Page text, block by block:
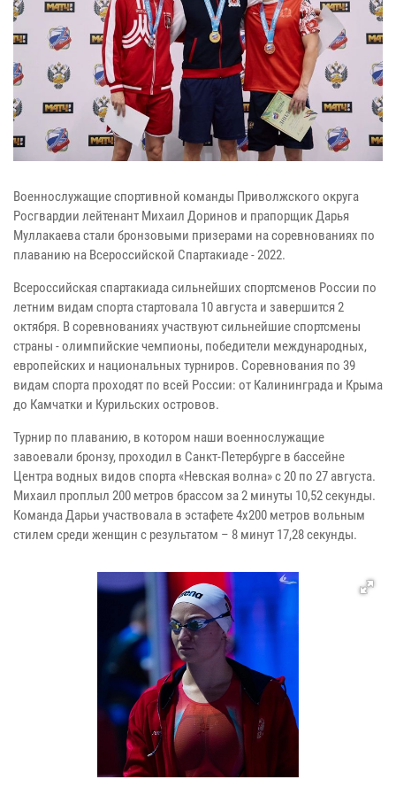
Военнослужащие спортивной команды Приволжского округа
Росгвардии лейтенант Михаил Доринов и прапорщик Дарья
Муллакаева стали бронзовыми призерами на соревнованиях по
плаванию на Всероссийской Спартакиаде - 2022.
Всероссийская спартакиада сильнейших спортсменов России по
летним видам спорта стартовала 10 августа и завершится 2
октября. В соревнованиях участвуют сильнейшие спортсмены
страны - олимпийские чемпионы, победители международных,
европейских и национальных турниров. Соревнования по 39
видам спорта проходят по всей России: от Калининграда и Крыма
до Камчатки и Курильских островов.
Турнир по плаванию, в котором наши военнослужащие
завоевали бронзу, проходил в Санкт-Петербурге в бассейне
Центра водных видов спорта «Невская волна» с 20 по 27 августа.
Михаил проплыл 200 метров брассом за 2 минуты 10,52 секунды.
Команда Дарьи участвовала в эстафете 4х200 метров вольным
стилем среди женщин с результатом – 8 минут 17,28 секунды.